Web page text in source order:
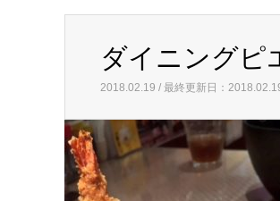
ダイニングピ
2018.02.19 / 最終更新日：